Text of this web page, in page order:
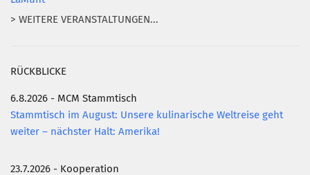
> WEITERE VERANSTALTUNGEN...
RÜCKBLICKE
6.8.2026 - MCM Stammtisch
Stammtisch im August: Unsere kulinarische Weltreise geht
weiter – nächster Halt: Amerika!
23.7.2026 - Kooperation